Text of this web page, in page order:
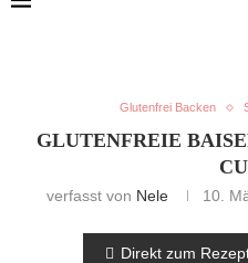
Glutenfrei Backen
GLUTENFREIE
verfasst von Nele 10.
Direkt zum